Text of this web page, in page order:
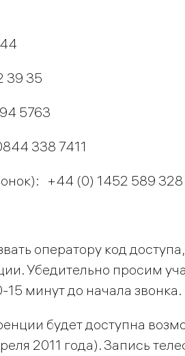
39 35
5763
338 7411
+44 (0) 1452 589 328
оператору код
Убедительно просим
15 минут до начала звонка.
будет доступна
2011 года). Запись